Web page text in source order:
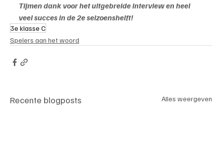
Tijmen dank voor het uitgebreide interview en heel
veel succes in de 2e seizoenshelft!
3e klasse C
Spelers aan het woord
Recente blogposts Alles weergeven